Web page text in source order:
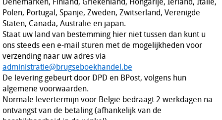
Polen, Portugal, Spanje, Zweden, Zwitserland, Verenigde
Staten, Canada, Australië en japan.
Staat uw land van bestemming hier niet tussen dan kunt u
ons steeds een e-mail sturen met de mogelijkheden voor
verzending naar uw adres via
administratie@brugseboekhandel.be
De levering gebeurt door DPD en BPost, volgens hun
algemene voorwaarden.
Normale levertermijn voor België bedraagt 2 werkdagen na
ontvangst van de betaling (afhankelijk van de